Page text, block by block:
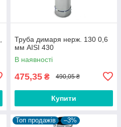
Труба димаря нерж. 130 0,6
мм AISI 430
В наявності
475,35 ₴ 490,05 ₴
Купити
Топ продажів –3%